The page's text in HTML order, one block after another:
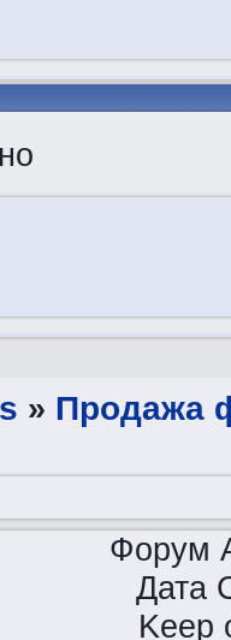
» Продажа
Форум
Дата
Keep